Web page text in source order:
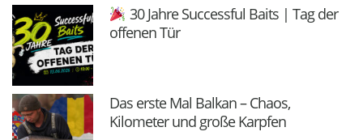
30 Jahre Successful Baits | Tag der
offenen Tür
Das erste Mal Balkan – Chaos,
Kilometer und große Karpfen